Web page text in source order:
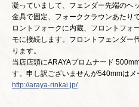
凝っていまして、フェンダー先端のヘ
金具で固定、フォーククラウンあたり
ロントフォークに内蔵、フロントフォ
モに接続します。フロントフェンダー
ります。
当店店頭にARAYAプロムナード
す。申し訳ございませんが540mmはメ
http://araya-rinkai.jp/